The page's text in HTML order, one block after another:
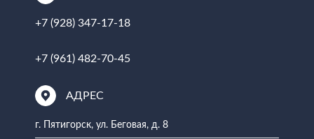
+7 (928) 347-17-18
+7 (961) 482-70-45
АДРЕС
г. Пятигорск, ул. Беговая, д. 8